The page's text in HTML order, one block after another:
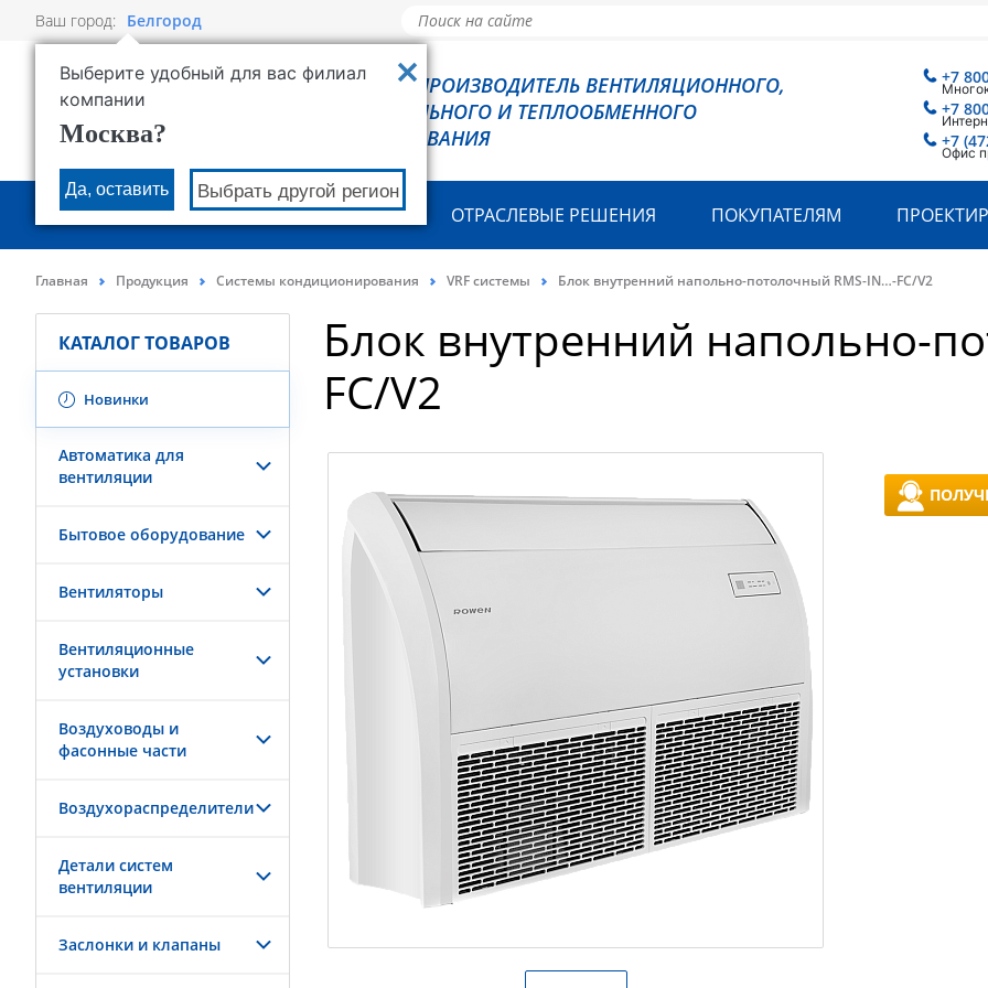
Ваш город: Белгород
Выберите удобный для вас филиал
компании
Москва?
Да, оставить Выбрать другой регион
РОВЕН - ПРОИЗВОДИТЕЛЬ ВЕНТИЛЯЦИОННОГО,
ХОЛОДИЛЬНОГО И ТЕПЛООБМЕННОГО
ОБОРУДОВАНИЯ
+7
+7
+7
Офис
О КОМПАНИИ ПРОДУКЦИЯ ОТРАСЛЕВЫЕ РЕШЕНИЯ ПОКУПАТЕЛЯМ
Главная Продукция Системы кондиционирования VRF системы Блок внутренний напольно-потолочный RMS-IN…-FC/V2
КАТАЛОГ ТОВАРОВ
Новинки
Автоматика для
вентиляции
Бытовое оборудование
Вентиляторы
Вентиляционные
установки
Воздуховоды и
фасонные части
Воздухораспределители
Детали систем
вентиляции
Заслонки и клапаны
Блок внутренний напольно-
FC/V2